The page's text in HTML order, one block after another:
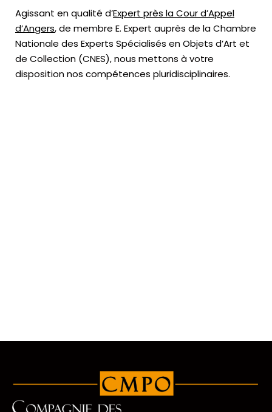
Agissant en qualité d’Expert près la Cour d’Appel
d’Angers, de membre E. Expert auprès de laChambre
Nationale des Experts Spécialisés en Objets d’Art et
de Collection (CNES),nous mettons à votre
disposition nos compétences pluridisciplinaires.